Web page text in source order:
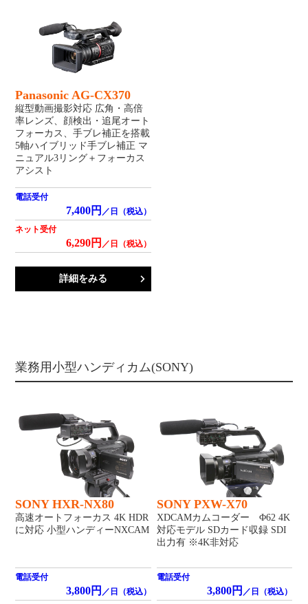
Panasonic AG-CX370
縦型動画撮影対応 広角・高倍
率レンズ、顔検出・追尾オート
フォーカス、手ブレ補正を搭載
5軸ハイブリッド手ブレ補正 マ
ニュアル3リング＋フォーカス
アシスト
電話受付
7,400円 ／日（税込）
ネット受付
6,290円 ／日（税込）
詳細をみる
業務用小型ハンディカム(SONY)
SONY HXR-NX80
高速オートフォーカス 4K HDR
に対応 小型ハンディーNXCAM
電話受付
3,800円 ／日（税込）
SONY PXW-X70
XDCAMカムコーダー Φ62 4K
対応モデル SDカード収録 SDI
出力有 ※4K非対応
電話受付
3,800円 ／日（税込）